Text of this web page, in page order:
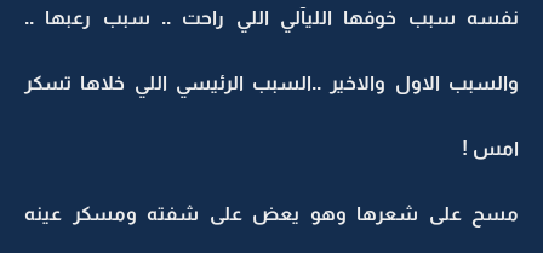
نفسه سبب خوفها الليآلي اللي راحت .. سبب رعبها ..
والسبب الاول والاخير ..السبب الرئيسي اللي خلاها تسكر
امس !
مسح على شعرها وهو يعض على شفته ومسكر عينه